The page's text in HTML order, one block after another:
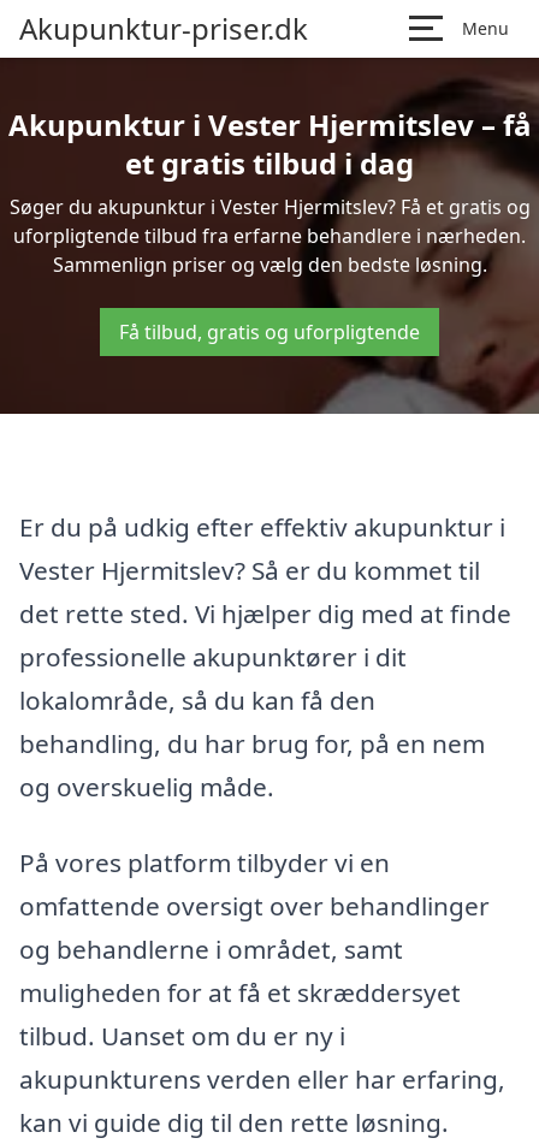
Akupunktur-priser.dk Menu
Akupunktur i Vester Hjermitslev – få
et gratis tilbud i dag
Søger du akupunktur i Vester Hjermitslev? Få et gratis og
uforpligtende tilbud fra erfarne behandlere i nærheden.
Sammenlign priser og vælg den bedste løsning.
Få tilbud, gratis og uforpligtende
Er du på udkig efter effektiv akupunktur i
Vester Hjermitslev? Så er du kommet til
det rette sted. Vi hjælper dig med at finde
professionelle akupunktører i dit
lokalområde, så du kan få den
behandling, du har brug for, på en nem
og overskuelig måde.
På vores platform tilbyder vi en
omfattende oversigt over behandlinger
og behandlerne i området, samt
muligheden for at få et skræddersyet
tilbud. Uanset om du er ny i
akupunkturens verden eller har erfaring,
kan vi guide dig til den rette løsning.